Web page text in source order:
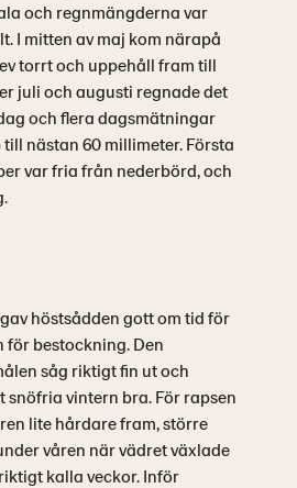
och regnmängderna var
I mitten av maj kom närapå
torrt och uppehåll fram till
juli och augusti regnade det
och flera dagsmätningar
nästan 60 millimeter. Första
var fria från nederbörd, och
höstsådden gott om tid för
för bestockning. Den
såg riktigt fin ut och
snöfria vintern bra. För rapsen
lite hårdare fram, större
våren när vädret växlade
kalla veckor. Inför